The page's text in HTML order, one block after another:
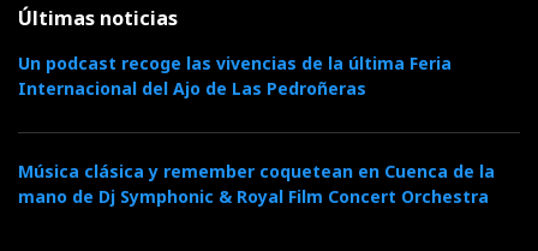
Últimas noticias
Un podcast recoge las vivencias de la última Feria
Internacional del Ajo de Las Pedroñeras
Música clásica y remember coquetean en Cuenca de la
mano de Dj Symphonic & Royal Film Concert Orchestra